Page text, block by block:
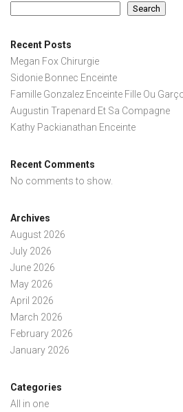
Search
Recent Posts
Megan Fox Chirurgie
Sidonie Bonnec Enceinte
Famille Gonzalez Enceinte Fille Ou
Augustin Trapenard Et Sa Compagne
Kathy Packianathan Enceinte
Recent Comments
No comments to show.
Archives
August 2026
July 2026
June 2026
May 2026
April 2026
March 2026
February 2026
January 2026
Categories
All in one